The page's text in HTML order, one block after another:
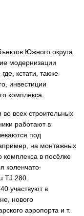
Южного округа
модернизации
кстати, также
инвестиции
комплекса.
всех строительных
работают в
под
на монтажных
комплекса в посёлке
коленчато-
TJ 280.
участвуют в
нового
аэропорта и т.